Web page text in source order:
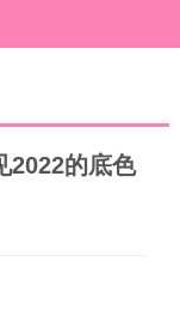
2022的底色